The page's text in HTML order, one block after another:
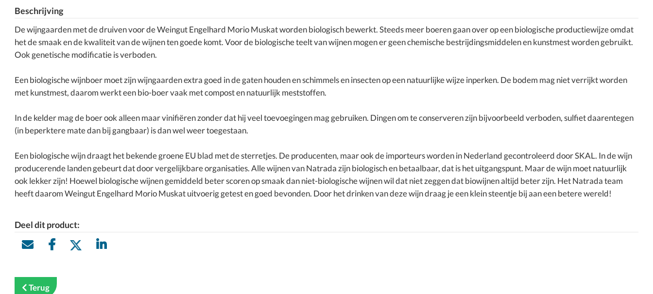
Beschrijving
De wijngaarden met de druiven voor de Weingut Engelhard Morio Muskat worden biologisch bewerkt. Steeds meer boeren gaan over op een biologische productiewijze omdat
het de smaak en de kwaliteit van de wijnen ten goede komt. Voor de biologische teelt van wijnen mogen er geen chemische bestrijdingsmiddelen en kunstmest worden gebruikt.
Ook genetische modificatie is verboden.
Een biologische wijnboer moet zijn wijngaarden extra goed in de gaten houden en schimmels en insecten op een natuurlijke wijze inperken. De bodem mag niet verrijkt worden
met kunstmest, daarom werkt een bio-boer vaak met compost en natuurlijk meststoffen.
In de kelder mag de boer ook alleen maar vinifiëren zonder dat hij veel toevoegingen mag gebruiken. Dingen om te conserveren zijn bijvoorbeeld verboden, sulfiet daarentegen
(in beperktere mate dan bij gangbaar) is dan wel weer toegestaan.
Een biologische wijn draagt het bekende groene EU blad met de sterretjes. De producenten, maar ook de importeurs worden in Nederland gecontroleerd door SKAL. In de wijn
producerende landen gebeurt dat door vergelijkbare organisaties. Alle wijnen van Natrada zijn biologisch en betaalbaar, dat is het uitgangspunt. Maar de wijn moet natuurlijk
ook lekker zijn! Hoewel biologische wijnen gemiddeld beter scoren op smaak dan niet-biologische wijnen wil dat niet zeggen dat biowijnen altijd beter zijn. Het Natrada team
heeft daarom Weingut Engelhard Morio Muskat uitvoerig getest en goed bevonden. Door het drinken van deze wijn draag je een klein steentje bij aan een betere wereld!
Deel dit product:
Terug